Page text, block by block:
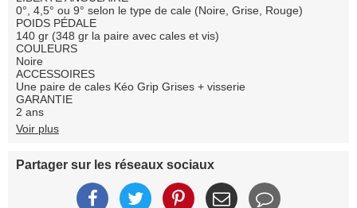
0°, 4,5° ou 9° selon le type de cale (Noire, Grise, Rouge)
POIDS PÉDALE
140 gr (348 gr la paire avec cales et vis)
COULEURS
Noire
ACCESSOIRES
Une paire de cales Kéo Grip Grises + visserie
GARANTIE
2 ans
Voir plus
Partager sur les réseaux sociaux